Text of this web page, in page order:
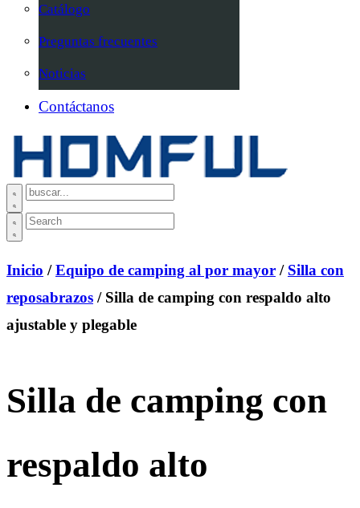
Catálogo
Preguntas frecuentes
Noticias
Contáctanos
Inicio /Equipo de camping al por mayor / Silla con
reposabrazos / Silla de camping con respaldo alto
ajustable y plegable
Silla de camping con
respaldo alto